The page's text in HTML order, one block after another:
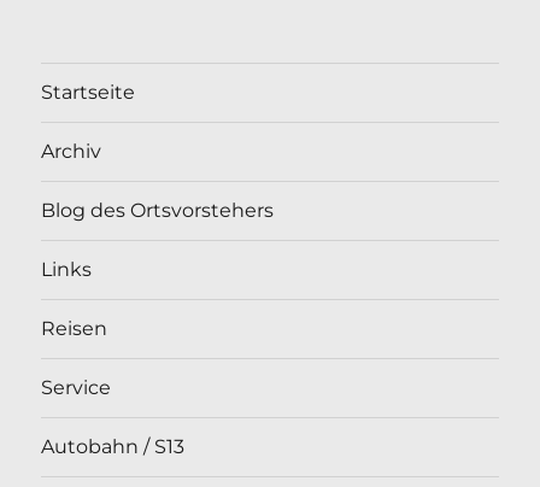
Startseite
Archiv
Blog des Ortsvorstehers
Links
Reisen
Service
Autobahn / S13